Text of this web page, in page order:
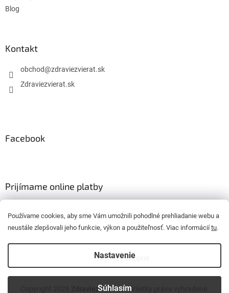
Používame cookies, aby sme Vám umožnili pohodlné prehliadanie webu a
neustále zlepšovali jeho funkcie, výkon a použiteľnosť. Viac informáciítu.
Nastavenie
Súhlasím
Blog
Kontakt
obchod@zdraviezvierat.sk
Zdraviezvierat.sk
Facebook
Prijímame online platby
Vytvoril Shoptet
Zdraviezvierat.sk. Všetky práva vyhradené.